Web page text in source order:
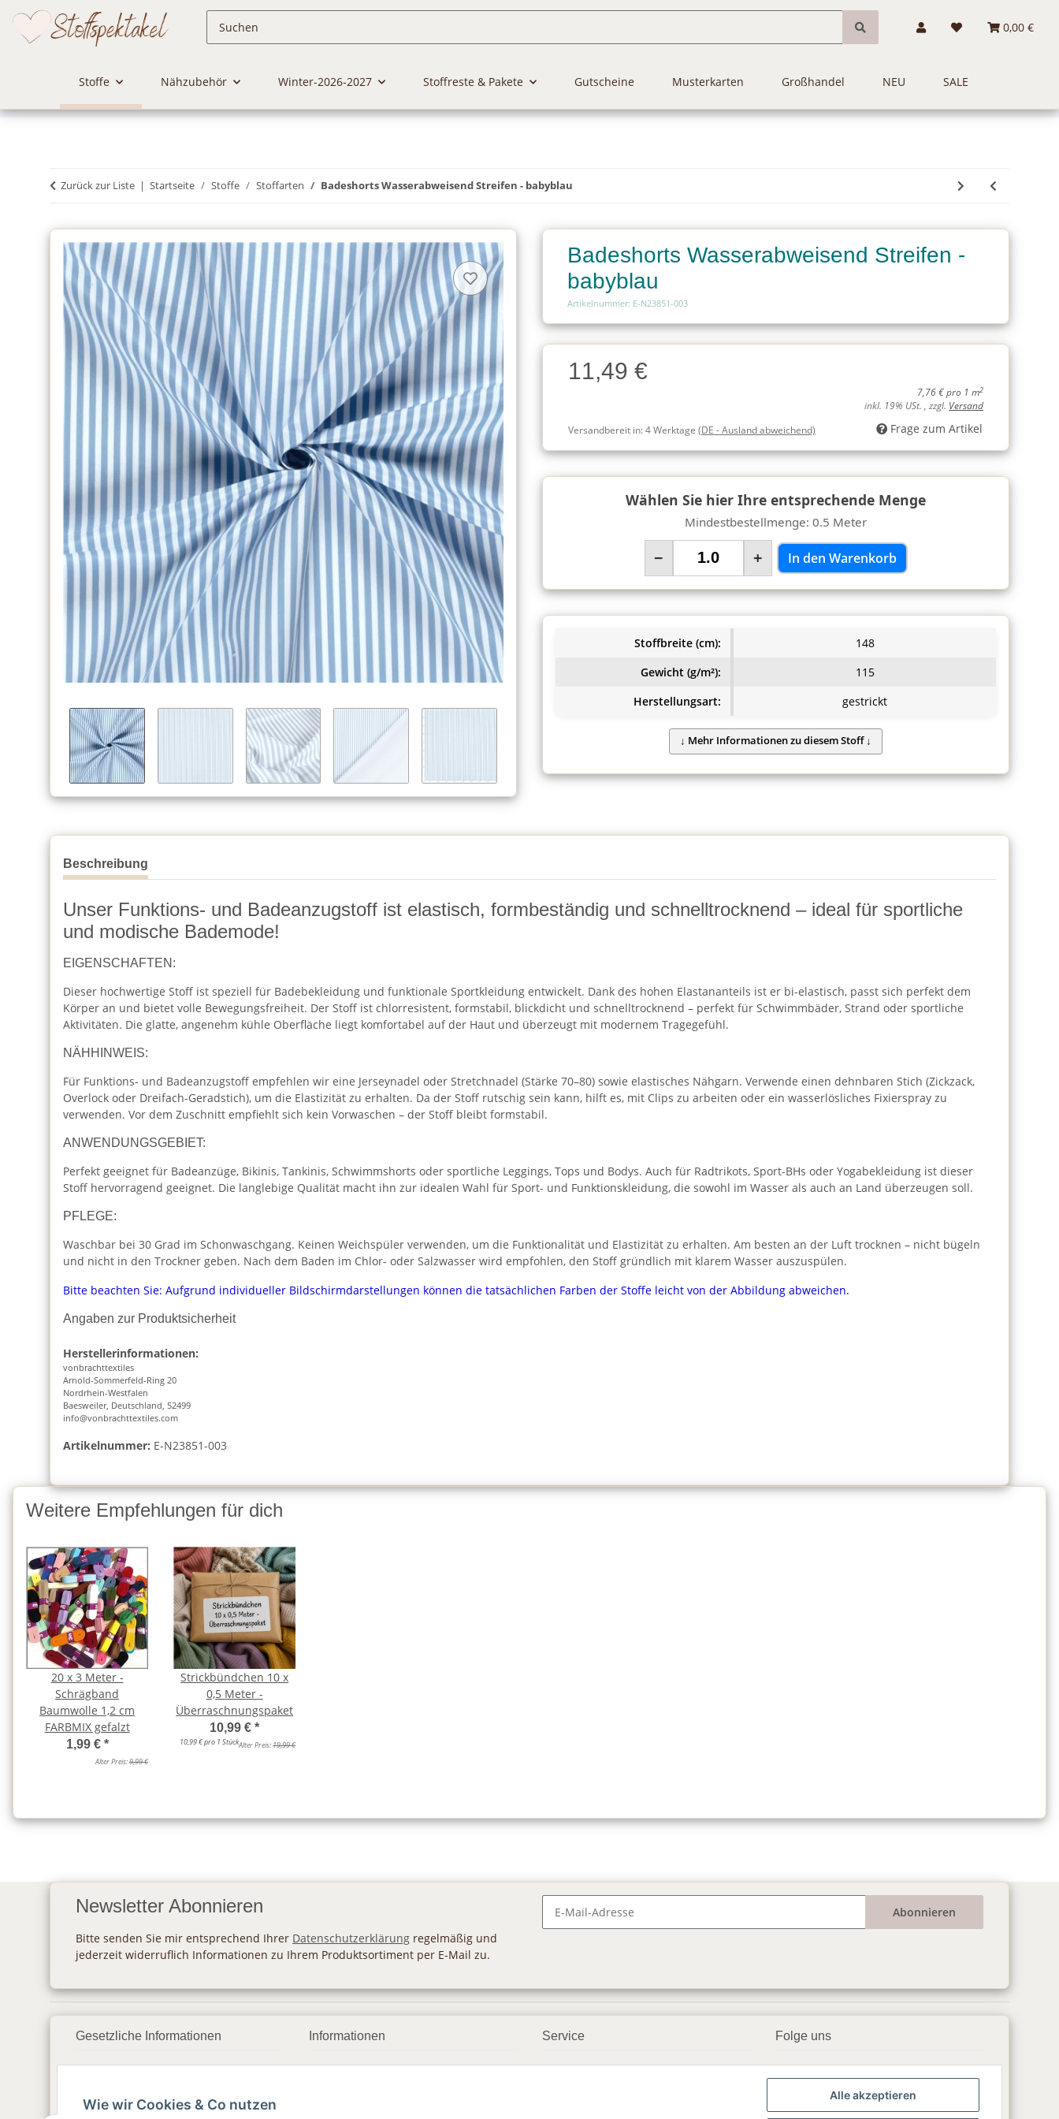
0,00 €
Stoffe Nähzubehör Winter-2026-2027 Stoffreste & Pakete Gutscheine Musterkarten Großhandel NEU SALE
Zurück zur Liste Startseite Stoffe Stoffarten Badeshorts Wasserabweisend Streifen - babyblau
Badeshorts Wasserabweisend Streifen -
babyblau
Artikelnummer: E-N23851-003
Charge
Charge11,49 €
7,76 € pro 1 m2
inkl. 19% USt. , zzgl. Versand
Versandbereit in:4 Werktage (DE - Ausland abweichend) Frage zum Artikel
Wählen Sie hier Ihre entsprechende Menge
Mindestbestellmenge: 0.5 Meter
− + In den Warenkorb
Stoffbreite (cm):
148
Gewicht (g/m²):
115
Herstellungsart:
gestrickt
Beschreibung
Unser Funktions- und Badeanzugstoff ist elastisch, formbeständig und schnelltrocknend – ideal für sportliche
und modische Bademode!
EIGENSCHAFTEN:
Dieser hochwertige Stoff ist speziell für Badebekleidung und funktionale Sportkleidung entwickelt. Dank des hohen Elastananteils ist er bi-elastisch, passt sich perfekt dem
Körper an und bietet volle Bewegungsfreiheit. Der Stoff ist chlorresistent, formstabil, blickdicht und schnelltrocknend – perfekt für Schwimmbäder, Strand oder sportliche
Aktivitäten. Die glatte, angenehm kühle Oberfläche liegt komfortabel auf der Haut und überzeugt mit modernem Tragegefühl.
NÄHHINWEIS:
Für Funktions- und Badeanzugstoff empfehlen wir eine Jerseynadel oder Stretchnadel (Stärke 70–80) sowie elastisches Nähgarn. Verwende einen dehnbaren Stich (Zickzack,
Overlock oder Dreifach-Geradstich), um die Elastizität zu erhalten. Da der Stoff rutschig sein kann, hilft es, mit Clips zu arbeiten oder ein wasserlösliches Fixierspray zu
verwenden. Vor dem Zuschnitt empfiehlt sich kein Vorwaschen – der Stoff bleibt formstabil.
ANWENDUNGSGEBIET:
Perfekt geeignet für Badeanzüge, Bikinis, Tankinis, Schwimmshorts oder sportliche Leggings, Tops und Bodys. Auch für Radtrikots, Sport-BHs oder Yogabekleidung ist dieser
Stoff hervorragend geeignet. Die langlebige Qualität macht ihn zur idealen Wahl für Sport- und Funktionskleidung, die sowohl im Wasser als auch an Land überzeugen soll.
PFLEGE:
Waschbar bei 30 Grad im Schonwaschgang. Keinen Weichspüler verwenden, um die Funktionalität und Elastizität zu erhalten. Am besten an der Luft trocknen – nicht bügeln
und nicht in den Trockner geben. Nach dem Baden im Chlor- oder Salzwasser wird empfohlen, den Stoff gründlich mit klarem Wasser auszuspülen.
Bitte beachten Sie: Aufgrund individueller Bildschirmdarstellungen können die tatsächlichen Farben der Stoffe leicht von der Abbildung abweichen.
Angaben zur Produktsicherheit
Herstellerinformationen:
vonbrachttextiles
Arnold-Sommerfeld-Ring 20
Nordrhein-Westfalen
Baesweiler, Deutschland, 52499
info@vonbrachttextiles.com
Artikelnummer: E-N23851-003
Weitere Empfehlungen für dich
20 x 3 Meter -
Schrägband
Baumwolle 1,2 cm
FARBMIX gefalzt
1,99 € *
Alter Preis:9,99 €
Strickbündchen 10 x
0,5 Meter -
Überraschnungspaket
10,99 €*
10,99 € pro 1 StückAlter Preis:19,99 €
Newsletter Abonnieren
Bitte senden Sie mir entsprechend Ihrer Datenschutzerklärung regelmäßig und
jederzeit widerruflich Informationen zu Ihrem Produktsortiment per E-Mail zu.
Abonnieren
Gesetzliche Informationen
AGB
Informationen Service Folge uns
▶️ YouTube
Wie wir Cookies & Co nutzen
Alle akzeptieren